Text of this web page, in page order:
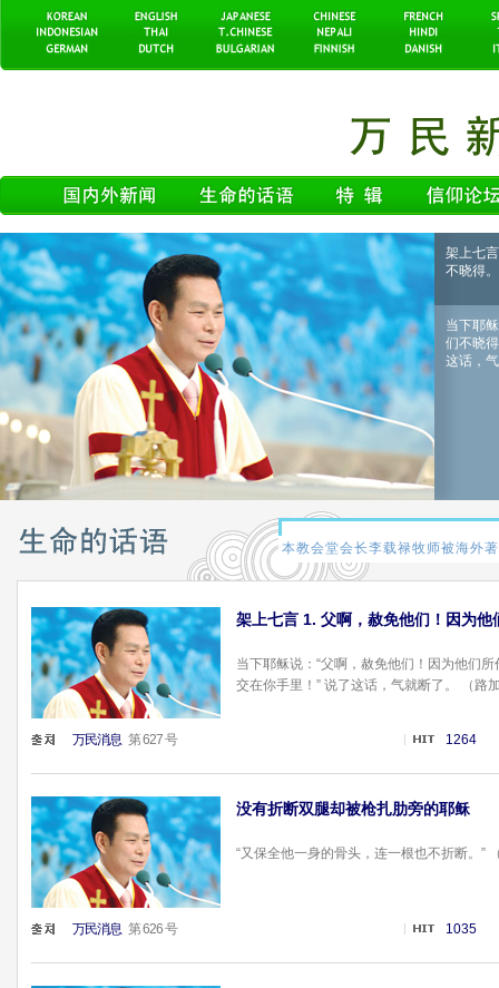
架上七
不晓得。
当下耶
们不晓
这话，
架上七言 1. 父啊，赦免他们！因为
当下耶稣说：“父啊，赦免他们！因为他们
交在你手里！” 说了这话，气就断了。 （路
万民消息第 627 号 1264
没有折断双腿却被枪扎肋旁的耶稣
“又保全他一身的骨头，连一根也不折断。”
万民消息第 626 号 1035